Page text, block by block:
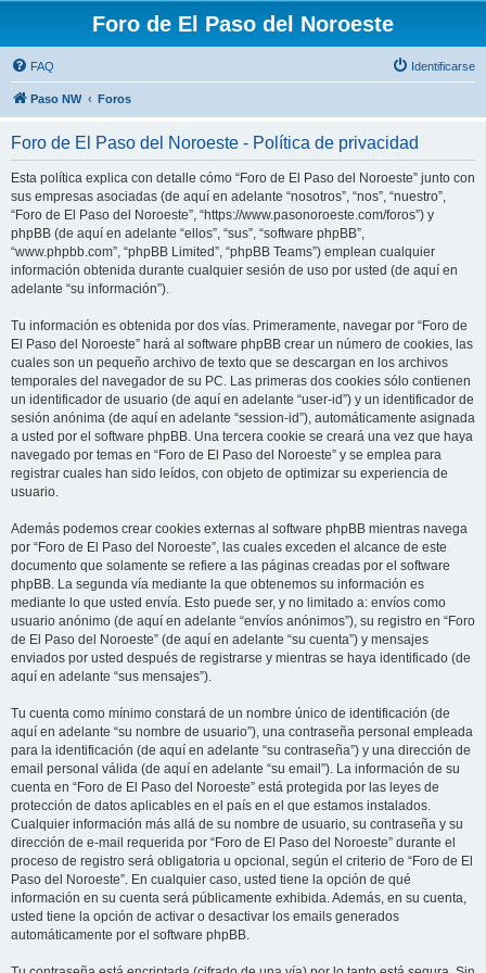
Foro de El Paso del Noroeste
FAQ Identificarse
Paso NW Foros
Foro de El Paso del Noroeste - Política de privacidad
Esta política explica con detalle cómo “Foro de El Paso del Noroeste” junto con
sus empresas asociadas (de aquí en adelante “nosotros”, “nos”, “nuestro”,
“Foro de El Paso del Noroeste”, “https://www.pasonoroeste.com/foros”) y
phpBB (de aquí en adelante “ellos”, “sus”, “software phpBB”,
“www.phpbb.com”, “phpBB Limited”, “phpBB Teams”) emplean cualquier
información obtenida durante cualquier sesión de uso por usted (de aquí en
adelante “su información”).
Tu información es obtenida por dos vías. Primeramente, navegar por “Foro de
El Paso del Noroeste” hará al software phpBB crear un número de cookies, las
cuales son un pequeño archivo de texto que se descargan en los archivos
temporales del navegador de su PC. Las primeras dos cookies sólo contienen
un identificador de usuario (de aquí en adelante “user-id”) y un identificador de
sesión anónima (de aquí en adelante “session-id”), automáticamente asignada
a usted por el software phpBB. Una tercera cookie se creará una vez que haya
navegado por temas en “Foro de El Paso del Noroeste” y se emplea para
registrar cuales han sido leídos, con objeto de optimizar su experiencia de
usuario.
Además podemos crear cookies externas al software phpBB mientras navega
por “Foro de El Paso del Noroeste”, las cuales exceden el alcance de este
documento que solamente se refiere a las páginas creadas por el software
phpBB. La segunda vía mediante la que obtenemos su información es
mediante lo que usted envía. Esto puede ser, y no limitado a: envíos como
usuario anónimo (de aquí en adelante “envíos anónimos”), su registro en “Foro
de El Paso del Noroeste” (de aquí en adelante “su cuenta”) y mensajes
enviados por usted después de registrarse y mientras se haya identificado (de
aquí en adelante “sus mensajes”).
Tu cuenta como mínimo constará de un nombre único de identificación (de
aquí en adelante “su nombre de usuario”), una contraseña personal empleada
para la identificación (de aquí en adelante “su contraseña”) y una dirección de
email personal válida (de aquí en adelante “su email”). La información de su
cuenta en “Foro de El Paso del Noroeste” está protegida por las leyes de
protección de datos aplicables en el país en el que estamos instalados.
Cualquier información más allá de su nombre de usuario, su contraseña y su
dirección de e-mail requerida por “Foro de El Paso del Noroeste” durante el
proceso de registro será obligatoria u opcional, según el criterio de “Foro de El
Paso del Noroeste”. En cualquier caso, usted tiene la opción de qué
información en su cuenta será públicamente exhibida. Además, en su cuenta,
usted tiene la opción de activar o desactivar los emails generados
automáticamente por el software phpBB.